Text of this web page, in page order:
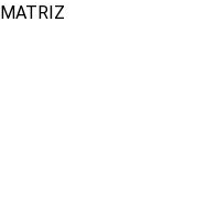
MATRIZ